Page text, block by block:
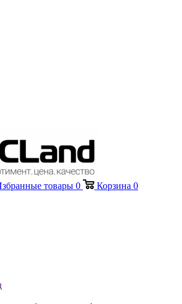
товары 0
для мобильных телефонов